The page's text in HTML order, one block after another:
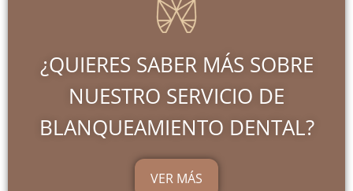
¿QUIERES SABER MÁS SOBRE
NUESTRO SERVICIO DE
BLANQUEAMIENTO DENTAL?
VER MÁS